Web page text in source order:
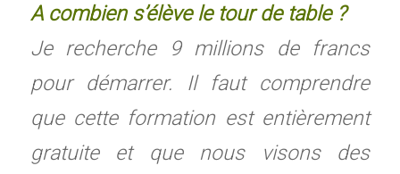
A combien s’élève le tour de table ?
Je recherche 9 millions de francs
pour démarrer. Il faut comprendre
que cette formation est entièrement
gratuite et que nous visons des